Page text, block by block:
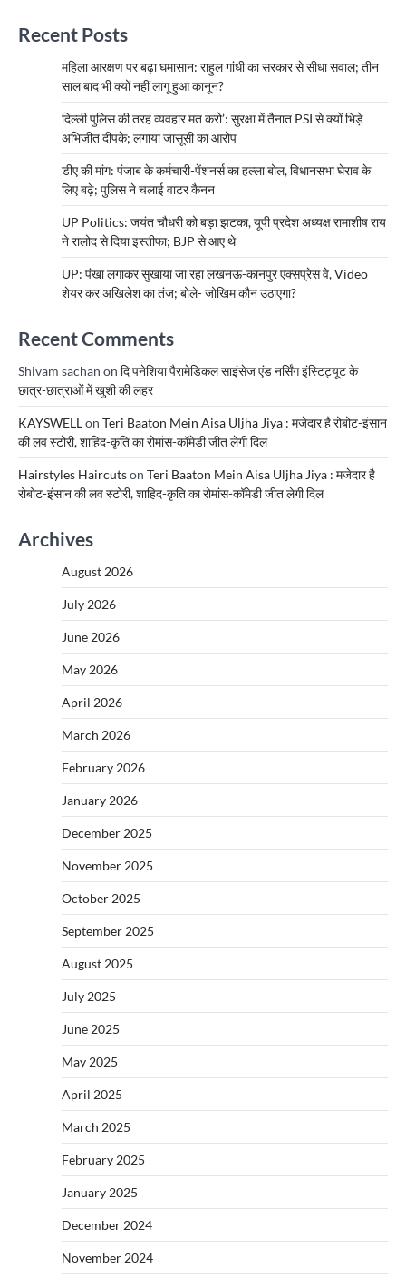
Recent Posts
महिला आरक्षण पर बढ़ा घमासान: राहुल गांधी का सरकार से सीधा सवाल; तीन
साल बाद भी क्यों नहीं लागू हुआ कानून?
दिल्ली पुलिस की तरह व्यवहार मत करो’: सुरक्षा में तैनात PSI से क्यों भिड़े
अभिजीत दीपके; लगाया जासूसी का आरोप
डीए की मांग: पंजाब के कर्मचारी-पेंशनर्स का हल्ला बोल, विधानसभा घेराव के
लिए बढ़े; पुलिस ने चलाई वाटर कैनन
UP Politics: जयंत चौधरी को बड़ा झटका, यूपी प्रदेश अध्यक्ष रामाशीष राय
ने रालोद से दिया इस्तीफा; BJP से आए थे
UP: पंखा लगाकर सुखाया जा रहा लखनऊ-कानपुर एक्सप्रेस वे, Video
शेयर कर अखिलेश का तंज; बोले- जोखिम कौन उठाएगा?
Recent Comments
Shivam sachan on दि पनेशिया पैरामेडिकल साइंसेज एंड नर्सिंग इंस्टिट्यूट के
छात्र-छात्राओं में खुशी की लहर
KAYSWELLon Teri Baaton Mein Aisa Uljha Jiya : मजेदार है रोबोट-इंसान
की लव स्टोरी, शाहिद-कृति का रोमांस-कॉमेडी जीत लेगी दिल
Hairstyles Haircutson Teri Baaton Mein Aisa Uljha Jiya : मजेदार है
रोबोट-इंसान की लव स्टोरी, शाहिद-कृति का रोमांस-कॉमेडी जीत लेगी दिल
Archives
August 2026
July 2026
June 2026
May 2026
April 2026
March 2026
February 2026
January 2026
December 2025
November 2025
October 2025
September 2025
August 2025
July 2025
June 2025
May 2025
April 2025
March 2025
February 2025
January 2025
December 2024
November 2024